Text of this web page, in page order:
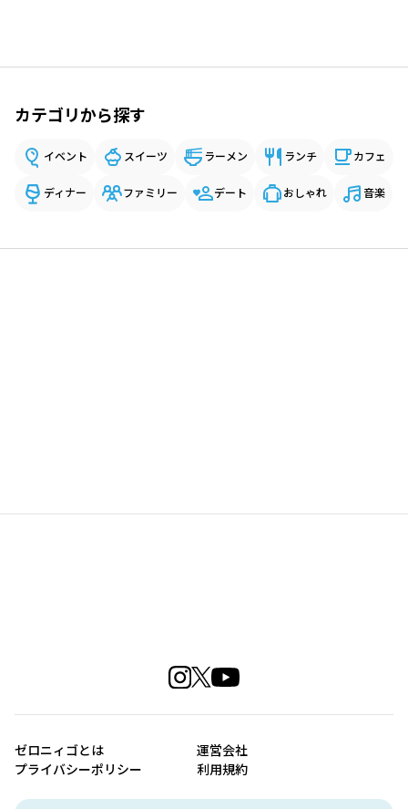
カテゴリから探す
イベント スイーツ ラーメン ランチ カフェ
ディナー ファミリー デート おしゃれ 音楽
ゼロニィゴとは
運営会社
プライバシーポリシー
利用規約